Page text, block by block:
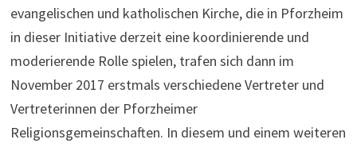
evangelischen und katholischen Kirche, die in Pforzheim
in dieser Initiative derzeit eine koordinierende und
moderierende Rolle spielen, trafen sich dann im
November 2017 erstmals verschiedene Vertreter und
Vertreterinnen der Pforzheimer
Religionsgemeinschaften. In diesem und einem weiteren